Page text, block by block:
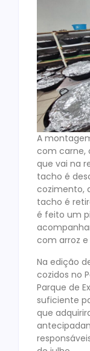
A
com carne,
que vai na
tacho é
cozimento,
tacho é
é feito um
com arroz
Na edição
cozidos no
Parque de
suficiente
que